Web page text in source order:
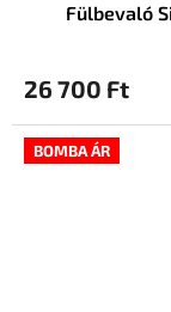
Fülbevaló
26 700 Ft
BOMBA ÁR